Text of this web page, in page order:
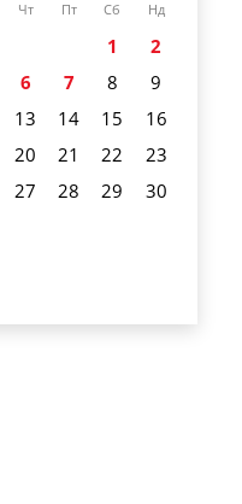
Чт Пт Сб Нд
1
2
6 7 8
9
13 14 15
16
20 21 22
23
27 28 29
30